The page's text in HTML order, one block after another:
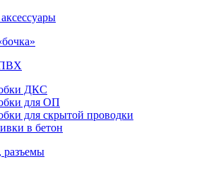
ПВХ
ДКС
для ОП
для скрытой проводки
в бетон
разъемы